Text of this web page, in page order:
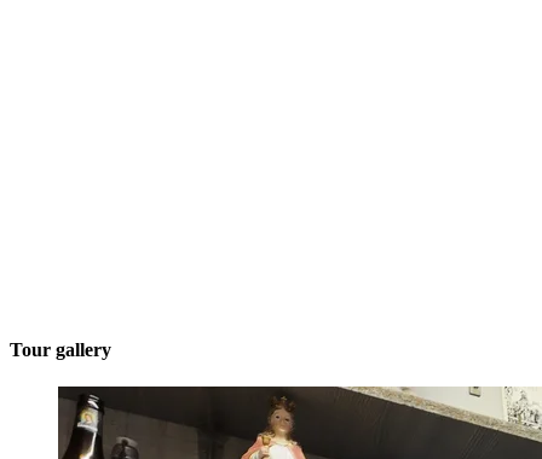
Tour gallery